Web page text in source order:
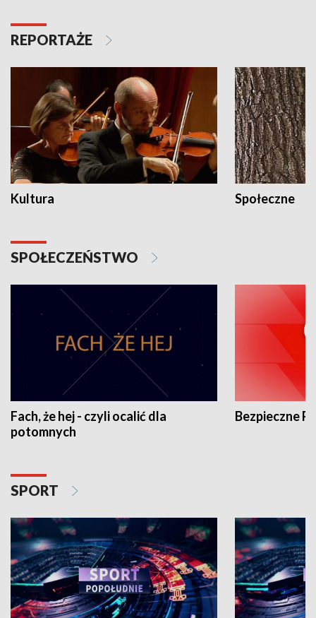
REPORTAŻE
Kultura Społeczne
SPOŁECZEŃSTWO
Fach, że hej - czyli ocalić dla
potomnych
Bezpieczne
SPORT